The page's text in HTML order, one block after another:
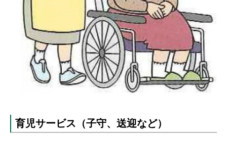
育児サービス（子守、送迎など）